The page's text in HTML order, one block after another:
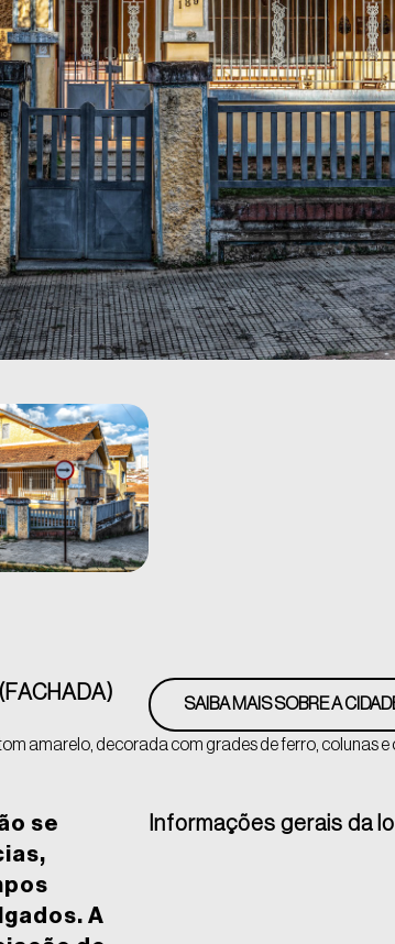
SAIBA MAIS SOBRE A
amarelo, decorada com grades de ferro, colunas e
se
A
Informações gerais da